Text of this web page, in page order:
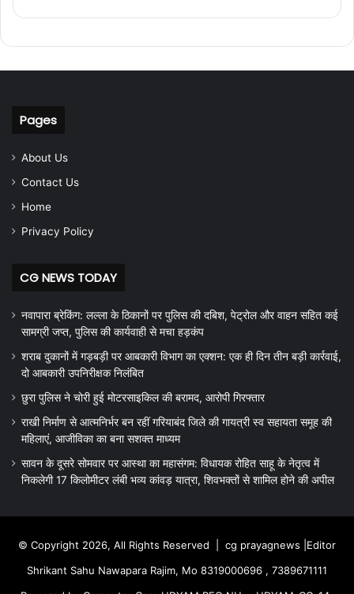
Pages
About Us
Contact Us
Home
Privacy Policy
CG NEWS TODAY
नवापारा ब्रेकिंग: लल्ला के ठिकानों पर पुलिस की दबिश, पेट्रोल और वाहन सहित कई
सामग्री जप्त, पुलिस की कार्यवाही से मचा हड़कंप
शराब दुकानों में गड़बड़ी पर आबकारी विभाग का एक्शन: एक ही दिन तीन बड़ी कार्रवाई,
दो आबकारी उपनिरीक्षक निलंबित
छुरा पुलिस ने चोरी हुई मोटरसाइकिल की बरामद, आरोपी गिरफ्तार
राखी निर्माण से आत्मनिर्भर बन रहीं गरियाबंद जिले की गायत्री स्व सहायता समूह की
महिलाएं, आजीविका का बना सशक्त माध्यम
सावन के दूसरे सोमवार पर आस्था का महासंगम: विधायक रोहित साहू के नेतृत्व में
निकलेगी 17 किलोमीटर लंबी भव्य कांवड़ यात्रा, शिवभक्तों से शामिल होने की अपील
© Copyright 2026, All Rights Reserved | cg prayagnews |Editor
Shrikant Sahu Nawapara Rajim, Mo 8319000696 , 7389671111